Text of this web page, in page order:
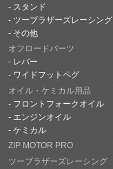
スタンド
ツーブラザーズレーシング
その他
オフロードパーツ
レバー
ワイドフットペグ
オイル・ケミカル用品
フロントフォークオイル
エンジンオイル
ケミカル
ZIP MOTOR PRO
ツーブラザーズレーシング